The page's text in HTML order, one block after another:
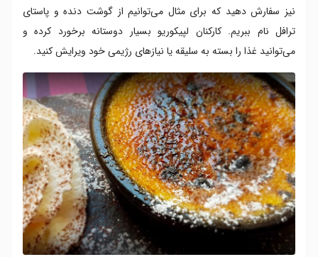
نیز سفارش دهید که برای مثال می‌توانیم از گوشت دنده و پاستای
ترافل نام ببریم. کارکنان لپیکوریو بسیار دوستانه برخورد کرده و
می‌توانید غذا را بسته به سلیقه یا نیازهای رژیمی خود ویرایش کنید.